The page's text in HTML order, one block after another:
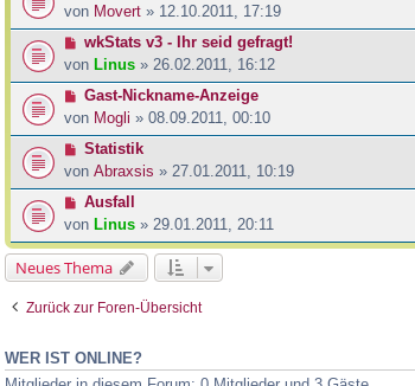
von Movert » 12.10.2011, 17:19
wkStats v3 - Ihr seid gefragt!
von Linus » 26.02.2011, 16:12
Gast-Nickname-Anzeige
von Mogli » 08.09.2011, 00:10
Statistik
von Abraxsis » 27.01.2011, 10:19
Ausfall
von Linus » 29.01.2011, 20:11
Neues Thema
Zurück zur Foren-Übersicht
WER IST ONLINE?